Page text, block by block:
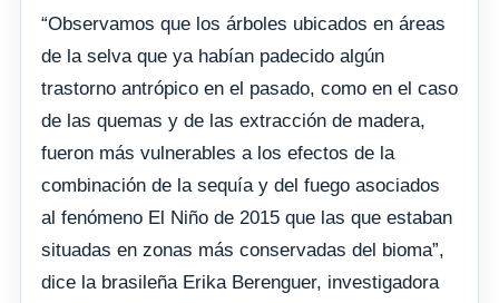
“Observamos que los árboles ubicados en áreas
de la selva que ya habían padecido algún
trastorno antrópico en el pasado, como en el caso
de las quemas y de las extracción de madera,
fueron más vulnerables a los efectos de la
combinación de la sequía y del fuego asociados
al fenómeno El Niño de 2015 que las que estaban
situadas en zonas más conservadas del bioma”,
dice la brasileña Erika Berenguer, investigadora